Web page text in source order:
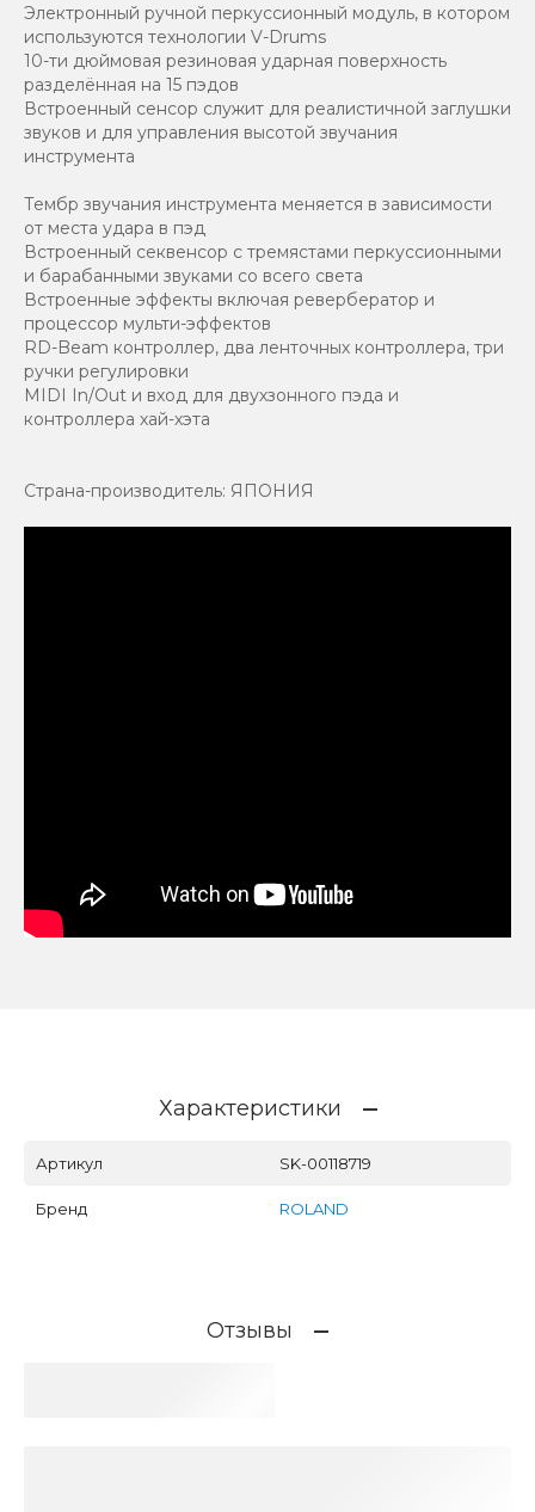
Электронный ручной перкуссионный модуль, в котором
используются технологии V-Drums
10-ти дюймовая резиновая ударная поверхность
разделённая на 15 пэдов
Встроенный сенсор служит для реалистичной заглушки
звуков и для управления высотой звучания
инструмента
Тембр звучания инструмента меняется в зависимости
от места удара в пэд
Встроенный секвенсор с тремястами перкуссионными
и барабанными звуками со всего света
Встроенные эффекты включая ревербератор и
процессор мульти-эффектов
RD-Beam контроллер, два ленточных контроллера, три
ручки регулировки
MIDI In/Out и вход для двухзонного пэда и
контроллера хай-хэта
Страна-производитель: ЯПОНИЯ
Характеристики
Артикул SK-00118719
Бренд ROLAND
Отзывы